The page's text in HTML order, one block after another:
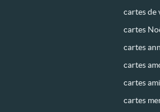
cartes de
cartes
cartes
cartes
cartes
cartes